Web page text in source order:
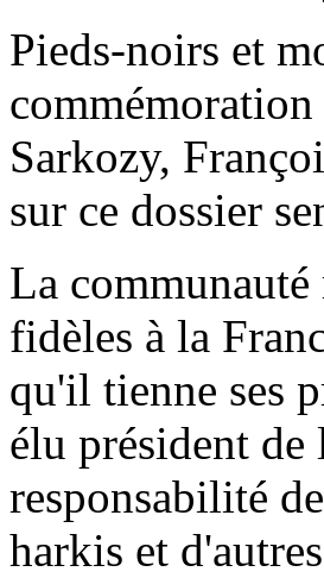
Pieds-noirs et
Sarkozy,
sur ce dossier
La communauté
fidèles à la
qu'il tienne ses
élu président
responsabilité
harkis et